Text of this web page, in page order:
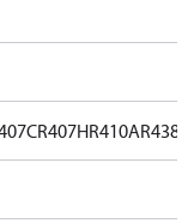
R407HR410AR438A